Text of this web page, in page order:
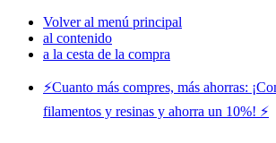
Volver al menú principal
al contenido
a la cesta de la compra
⚡️Cuanto más compres, más ahorras:
filamentos y resinas y ahorra un 10%! ⚡️